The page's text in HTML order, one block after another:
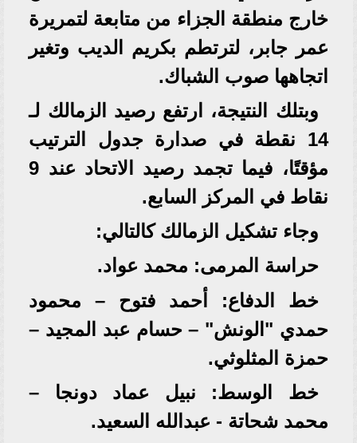
خارج منطقة الجزاء من متابعة لتمريرة
عمر جابر، لترتطم بكريم الديب وتغير
اتجاهها صوب الشباك.
وبتلك النتيجة، ارتفع رصيد الزمالك لـ
14 نقطة في صدارة جدول الترتيب
مؤقتًا، فيما تجمد رصيد الاتحاد عند 9
نقاط في المركز السابع.
وجاء تشكيل الزمالك كالتالي:
حراسة المرمى: محمد عواد.
خط الدفاع: أحمد فتوح – محمود
حمدي "الونش" – حسام عبد المجيد –
حمزة المثلوثي.
خط الوسط: نبيل عماد دونجا –
محمد شحاتة - عبدالله السعيد.